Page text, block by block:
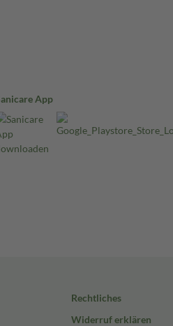
App
Rechtliches
Widerruf erklären